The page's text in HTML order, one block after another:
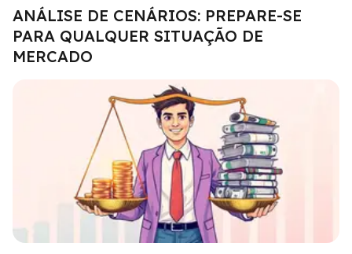
ANÁLISE DE CENÁRIOS: PREPARE-SE
PARA QUALQUER SITUAÇÃO DE
MERCADO